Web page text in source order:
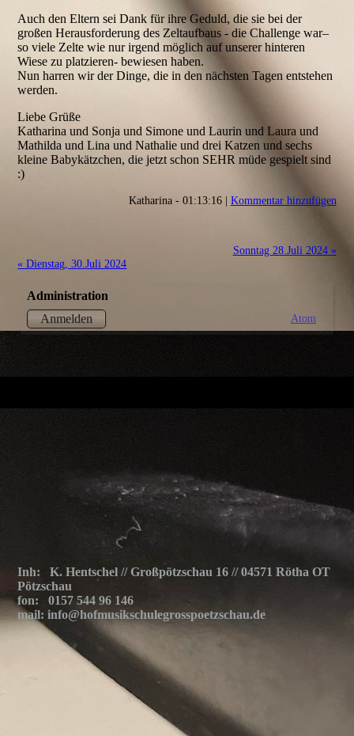
Auch den Eltern sei Dank für ihre Geduld, die sie bei der
großen Herausforderung des Zeltaufbaus - die Challenge war–
so viele Zelte wie nur irgend möglich auf unserer hinteren
Wiese zu platzieren- bewiesen haben.
Nun harren wir der Dinge, die in den nächsten Tagen entstehen
werden.
Liebe Grüße
Katharina und Sonja und Simone und Laurin und Laura und
Mathilda und Lina und Nathalie und drei Katzen und sechs
kleine Babykätzchen, die jetzt schon SEHR müde gespielt sind
:)
Katharina - 01:13:16 | Kommentar hinzufügen
Sonntag 28.Juli 2024 »
« Dienstag, 30.Juli 2024
Administration
Anmelden
Atom
Inh: K. Hentschel // Großpötzschau 16 // 04571 Rötha OT
Pötzschau
fon: 0157 544 96 146
mail: info@hofmusikschulegrosspoetzschau.de